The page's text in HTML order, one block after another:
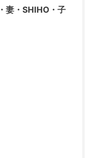
妻・SHIHO・子